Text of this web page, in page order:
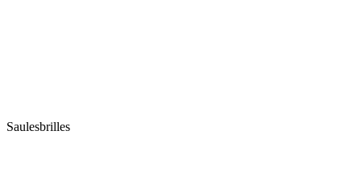
Saulesbrilles